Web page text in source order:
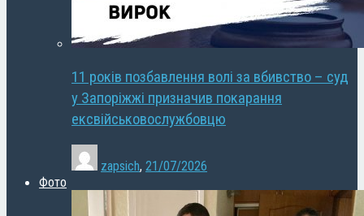
11 років позбавлення волі за вбивство – суд
у Запоріжжі призначив покарання
ексвійськовослужбовцю
zapsich, 21/07/2026
Фото